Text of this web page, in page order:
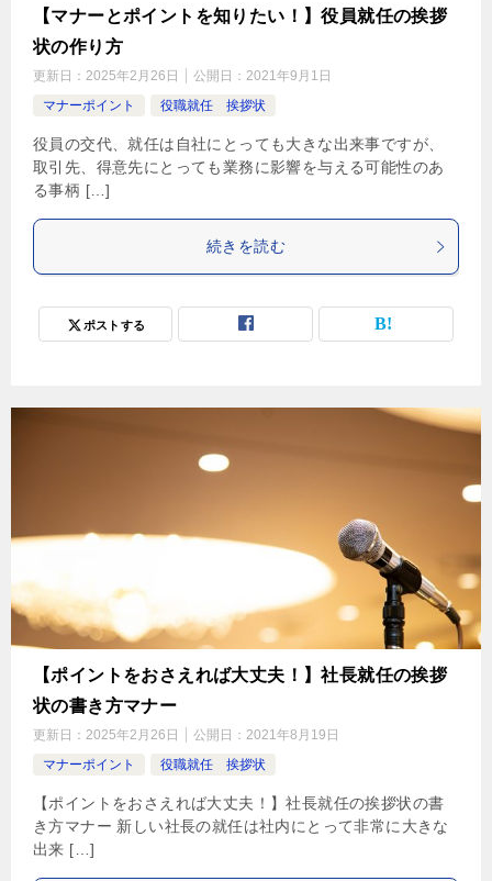
【マナーとポイントを知りたい！】役員就任の挨拶
状の作り方
更新日： 2025年2月26日 公開日： 2021年9月1日
マナーポイント
役職就任 挨拶状
役員の交代、就任は自社にとっても大きな出来事ですが、
取引先、得意先にとっても業務に影響を与える可能性のあ
る事柄 […]
続きを読む
ポストする
【ポイントをおさえれば大丈夫！】社長就任の挨拶
状の書き方マナー
更新日： 2025年2月26日 公開日： 2021年8月19日
マナーポイント
役職就任 挨拶状
【ポイントをおさえれば大丈夫！】社長就任の挨拶状の書
き方マナー 新しい社長の就任は社内にとって非常に大きな
出来 […]